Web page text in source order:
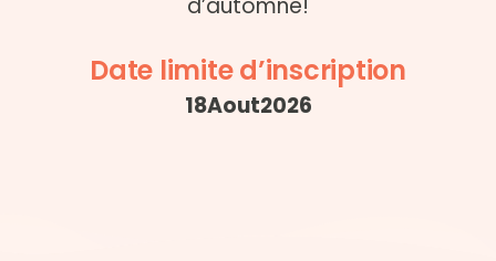
d’automne!
Date limite d’inscription
18Aout2026